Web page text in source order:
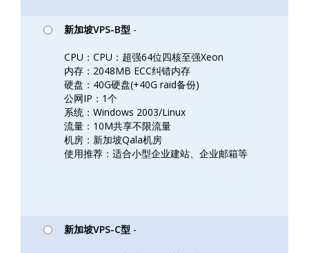
新加坡VPS-B型 -
CPU：CPU：超强64位四核至强Xeon
内存：2048MB ECC纠错内存
硬盘：40G硬盘(+40G raid备份)
公网IP：1个
系统：Windows 2003/Linux
流量：10M共享不限流量
机房：新加坡Qala机房
使用推荐：适合小型企业建站、企业邮箱等
新加坡VPS-C型 -